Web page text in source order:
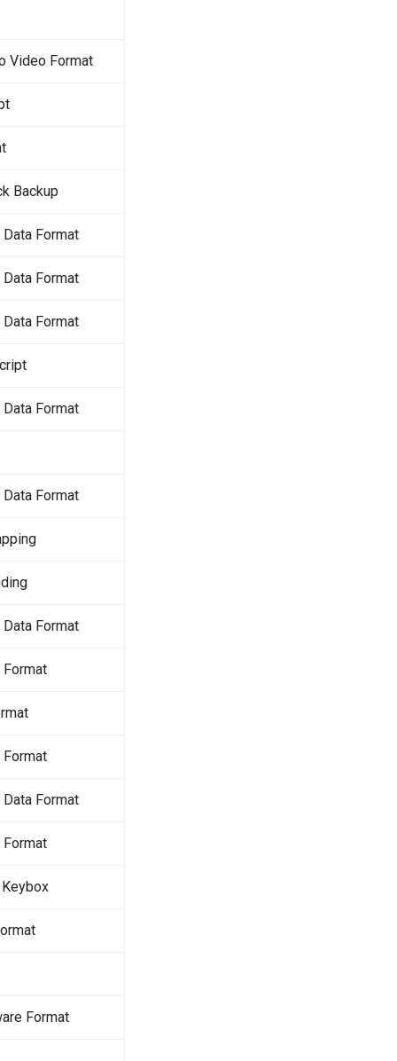
Video Format
Backup
Format
Format
Format
Format
Format
Format
Format
Keybox
Format